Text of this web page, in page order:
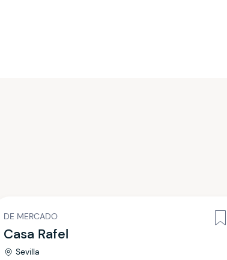
DE MERCADO
Casa Rafel
Sevilla